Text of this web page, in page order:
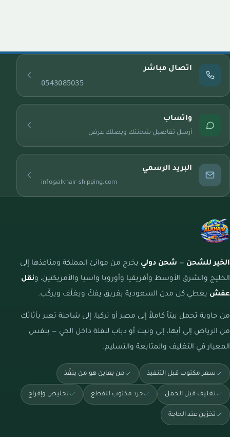
اتصال مباشر
0543085035
واتساب
أرسل تفاصيل شحنتك ويصلك عرض
البريد الرسمي
info@alkhair-shipping.com
الخير للشحن — شحن دولي يخرج من موانئ المملكة ومنافذها إلى
الخليج والشرق الأوسط وأفريقيا وأوروبا وآسيا والأمريكتين، ونقل
عفش يغطي كل مدن السعودية بفريق يفكّ ويغلّف ويركّب.
من حاوية تحمل بيتاً كاملاً إلى مصر أو تركيا، إلى شاحنة تعبر بأثاثك
من الرياض إلى أبها، إلى ونيت أو دباب لنقلة داخل الحي — بنفس
المعيار في التغليف والمتابعة والتسليم.
سعر مكتوب قبل التنفيذ من يعاين هو من ينفّذ
تغليف قبل الحمل جرد مكتوب للقطع تخليص وإفراج
تخزين عند الحاجة